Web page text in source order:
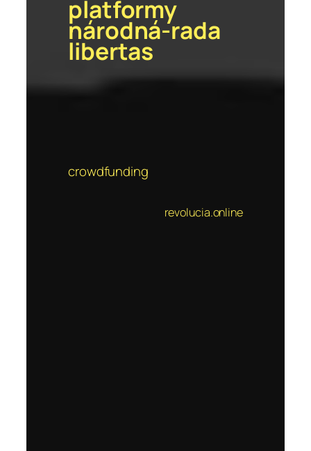
platformy
národná-rada
libertas
crowdfunding
revolucia.online